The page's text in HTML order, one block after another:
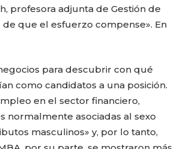
profesora adjunta de Gestión de
que el esfuerzo compense». En
para descubrir con qué
como candidatos a una posición.
en el sector financiero,
normalmente asociadas al sexo
masculinos» y, por lo tanto,
PATRICIA JACQUES